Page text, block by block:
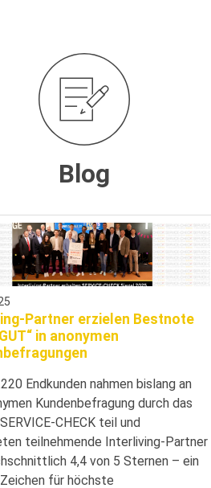
Blog
Partner erzielen Bestnote
in anonymen
Endkunden nahmen bislang an
Kundenbefragung durch das
CHECK teil und
teilnehmende Interliving-Partner
4,4 von 5 Sternen – ein
für höchste